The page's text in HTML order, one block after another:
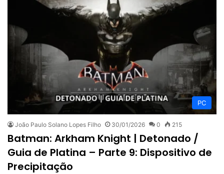
PC
João Paulo Solano Lopes Filho 30/01/2026 0 215
Batman: Arkham Knight | Detonado /
Guia de Platina – Parte 9: Dispositivo de
Precipitação